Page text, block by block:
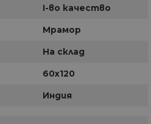
I-во качество
Мрамор
На склад
60х120
Индия